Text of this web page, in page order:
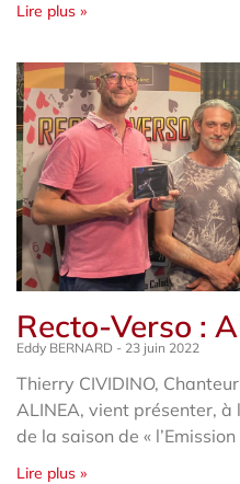
Lire plus »
Recto-Verso :
Eddy BERNARD 23 juin 2022
Thierry CIVIDINO,
ALINEA, vient présenter, à
de la saison de «
Lire plus »